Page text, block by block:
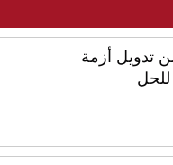
تدويل أزمة